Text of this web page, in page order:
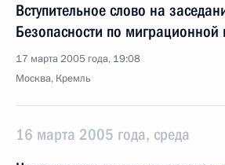
Вступительное слово на
Безопасности по миграционной
17 марта 2005 года, 19:08
Москва, Кремль
16 марта 2005 года, среда